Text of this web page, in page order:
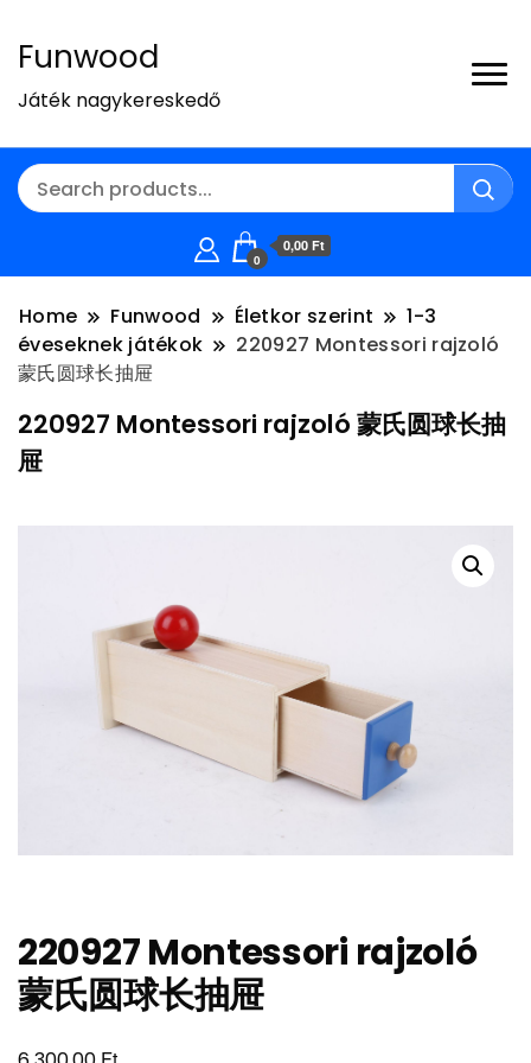
Funwood
Játék nagykereskedő
0
0,00 Ft
Home Funwood Életkor szerint
1-3
éveseknek játékok
220927 Montessori rajzoló
蒙氏圆球长抽屉
220927 Montessori rajzoló 蒙氏圆球长抽
屉
220927 Montessori rajzoló
蒙氏圆球长抽屉